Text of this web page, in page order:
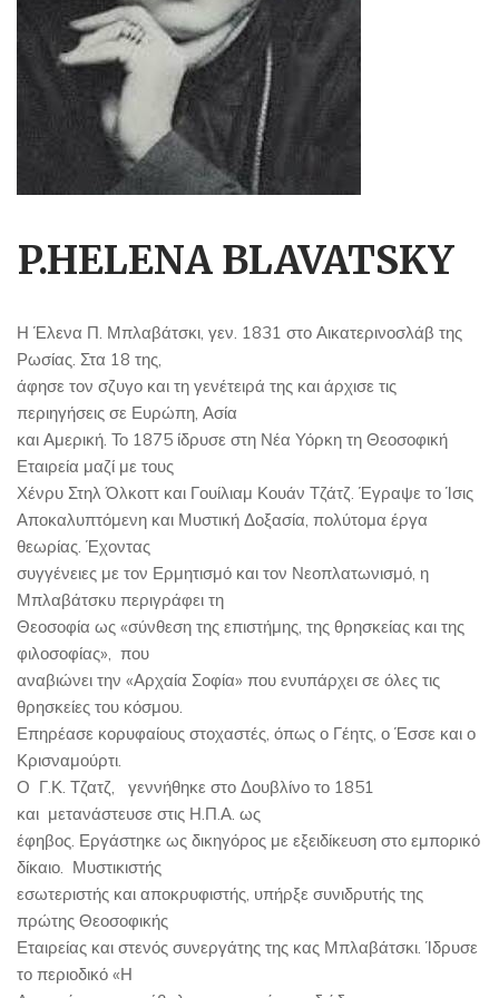
P.HELENA BLAVATSKY
Η Έλενα Π. Μπλαβάτσκι, γεν. 1831 στο Αικατερινοσλάβ της
Ρωσίας. Στα 18 της,
άφησε τον σζυγο και τη γενέτειρά της και άρχισε τις
περιηγήσεις σε Ευρώπη, Ασία
και Αμερική. Το 1875 ίδρυσε στη Νέα Υόρκη τη Θεοσοφική
Εταιρεία μαζί με τους
Χένρυ Στηλ Όλκοττ και Γουίλιαμ Κουάν Τζάτζ. Έγραψε το Ίσις
Αποκαλυπτόμενη και Μυστική Δοξασία, πολύτομα έργα
θεωρίας. Έχοντας
συγγένειες με τον Ερμητισμό και τον Νεοπλατωνισμό, η
Μπλαβάτσκυ περιγράφει τη
Θεοσοφία ως «σύνθεση της επιστήμης, της θρησκείας και της
φιλοσοφίας», που
αναβιώνει την «Αρχαία Σοφία» που ενυπάρχει σε όλες τις
θρησκείες του κόσμου.
Επηρέασε κορυφαίους στοχαστές, όπως ο Γέητς, ο Έσσε και ο
Κρισναμούρτι.
Ο Γ.Κ. Τζατζ, γεννήθηκε στο Δουβλίνο το 1851
και μετανάστευσε στις Η.Π.Α. ως
έφηβος. Εργάστηκε ως δικηγόρος με εξειδίκευση στο εμπορικό
δίκαιο. Μυστικιστής
εσωτεριστής και αποκρυφιστής, υπήρξε συνιδρυτής της
πρώτης Θεοσοφικής
Εταιρείας και στενός συνεργάτης της κας Μπλαβάτσκι. Ίδρυσε
το περιοδικό «Η